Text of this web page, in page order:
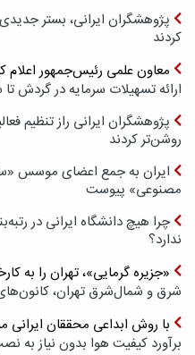
پژوهشگران ایرانی، بستر
کردند
معاون علمی رئیس‌جمهور اعلام
ارائه تسهیلات سرمایه در گردش تا سقف ۱۰۰ درصد فروش
پژوهشگران ایرانی راز تنظیم
روشن‌تر کردند
ایران به جمع اعضای موسس
مصنوعی» پیوست
ندارد؟
«جزیره گرمایی»، تهران را به
شرق و شمال‌شرق تهران،
با روش ابداعی محققان ایرانی
برآورد کیفیت هوا بدون نیاز